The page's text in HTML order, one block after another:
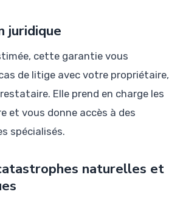
juridique
cette garantie vous
de litige avec votre propriétaire,
Elle prend en charge les
et vous donne accès à des
spécialisés.
naturelles et